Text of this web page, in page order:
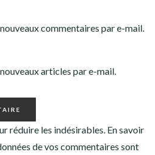
commentaires par e-mail.
articles par e-mail.
réduire les indésirables. En savoir
de vos commentaires sont